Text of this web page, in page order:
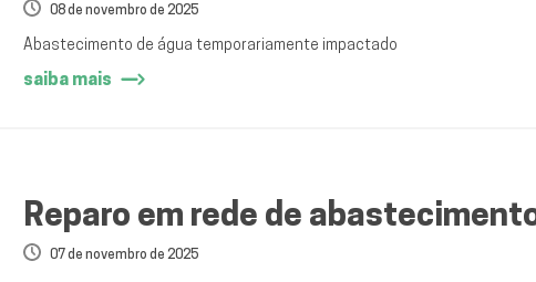
08 de novembro de 2025
Abastecimento de água temporariamente impactado
saiba mais
Reparo em rede de
07 de novembro de 2025